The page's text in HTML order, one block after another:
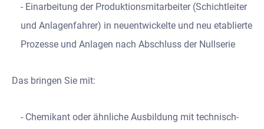
Einarbeitung der Produktionsmitarbeiter (Schichtleiter
und Anlagenfahrer) in neuentwickelte und neu etablierte
Prozesse und Anlagen nach Abschluss der Nullserie
Das bringen Sie mit:
Chemikant oder ähnliche Ausbildung mit technisch-